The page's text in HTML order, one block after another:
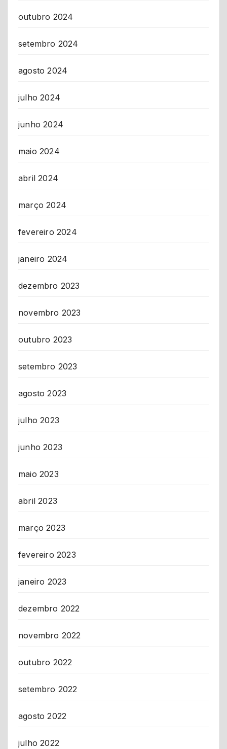
outubro 2024
setembro 2024
agosto 2024
julho 2024
junho 2024
maio 2024
abril 2024
março 2024
fevereiro 2024
janeiro 2024
dezembro 2023
novembro 2023
outubro 2023
setembro 2023
agosto 2023
julho 2023
junho 2023
maio 2023
abril 2023
março 2023
fevereiro 2023
janeiro 2023
dezembro 2022
novembro 2022
outubro 2022
setembro 2022
agosto 2022
julho 2022